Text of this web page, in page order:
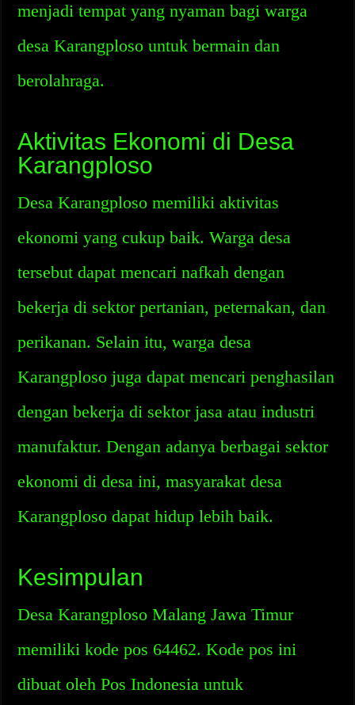
menjadi tempat yang nyaman bagi warga
desa Karangploso untuk bermain dan
berolahraga.
Aktivitas Ekonomi di Desa
Karangploso
Desa Karangploso memiliki aktivitas
ekonomi yang cukup baik. Warga desa
tersebut dapat mencari nafkah dengan
bekerja di sektor pertanian, peternakan, dan
perikanan. Selain itu, warga desa
Karangploso juga dapat mencari penghasilan
dengan bekerja di sektor jasa atau industri
manufaktur. Dengan adanya berbagai sektor
ekonomi di desa ini, masyarakat desa
Karangploso dapat hidup lebih baik.
Kesimpulan
Desa Karangploso Malang Jawa Timur
memiliki kode pos 64462. Kode pos ini
dibuat oleh Pos Indonesia untuk